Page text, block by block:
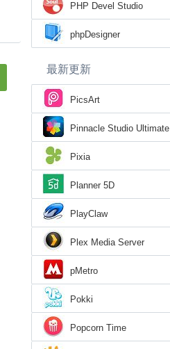
PHP Devel Studio
phpDesigner
最新更新
PicsArt
Pinnacle Studio Ultimate
Pixia
Planner 5D
PlayClaw
Plex Media Server
pMetro
Pokki
Popcorn Time